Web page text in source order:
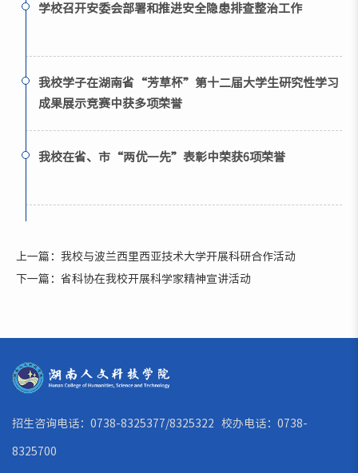
学校召开安委会部署和推进安全隐患排查整治工作
我校学子在湖南省“芳草杯”第十二届大学生研究性学习
成果展示竞赛中获多项荣誉
我校在省、市“两优一先”表彰中荣获6项荣誉
上一篇：我校与波兰西里西亚技术大学开展科研合作活动
下一篇：省科协在我校开展科学家精神宣讲活动
招生咨询电话：0738-8325377/8325322 校办电话：0738-
8325700